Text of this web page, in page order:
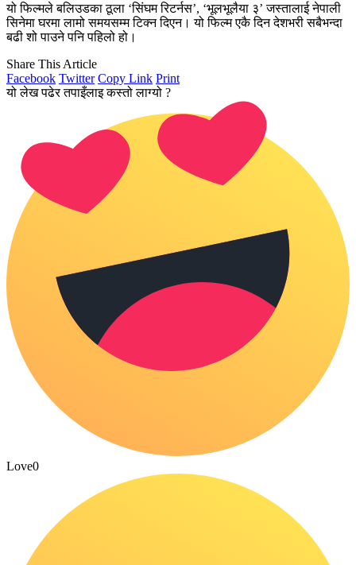
यो फिल्मले बलिउडका ठूला ‘सिंघम रिटर्नस’, ‘भूलभूलैया ३’ जस्तालाई नेपाली
सिनेमा घरमा लामो समयसम्म टिक्न दिएन। यो फिल्म एकै दिन देशभरी सबैभन्दा
बढी शो पाउने पनि पहिलो हो।
Share This Article
Facebook Twitter Copy Link Print
यो लेख पढेर तपाइँलाइ कस्तो लाग्यो ?
Love0